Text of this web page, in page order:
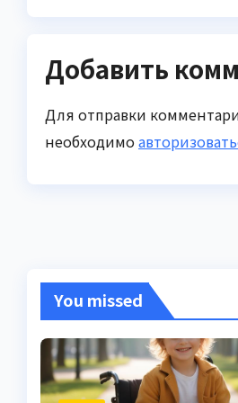
Добавить
Для отправки
необходимо
You missed